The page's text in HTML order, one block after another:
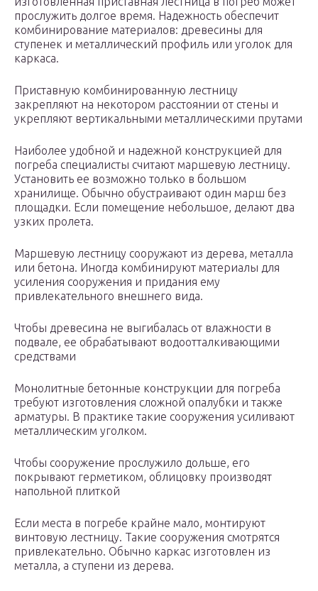
прослужить долгое время. Надежность обеспечит
комбинирование материалов: древесины для
ступенек и металлический профиль или уголок для
каркаса.
Приставную комбинированную лестницу
закрепляют на некотором расстоянии от стены и
укрепляют вертикальными металлическими прутами
Наиболее удобной и надежной конструкцией для
погреба специалисты считают маршевую лестницу.
Установить ее возможно только в большом
хранилище. Обычно обустраивают один марш без
площадки. Если помещение небольшое, делают два
узких пролета.
Маршевую лестницу сооружают из дерева, металла
или бетона. Иногда комбинируют материалы для
усиления сооружения и придания ему
привлекательного внешнего вида.
Чтобы древесина не выгибалась от влажности в
подвале, ее обрабатывают водоотталкивающими
средствами
Монолитные бетонные конструкции для погреба
требуют изготовления сложной опалубки и также
арматуры. В практике такие сооружения усиливают
металлическим уголком.
Чтобы сооружение прослужило дольше, его
покрывают герметиком, облицовку производят
напольной плиткой
Если места в погребе крайне мало, монтируют
винтовую лестницу. Такие сооружения смотрятся
привлекательно. Обычно каркас изготовлен из
металла, а ступени из дерева.